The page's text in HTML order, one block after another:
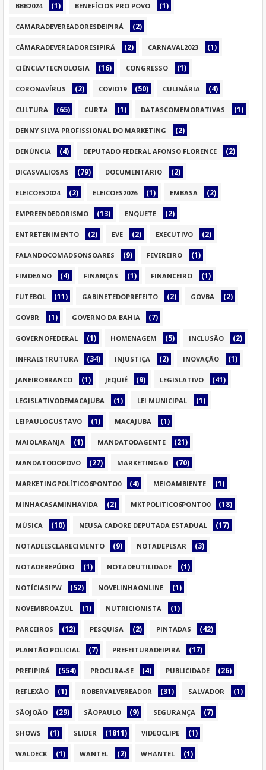
BBB2024 (1) BENEFÍCIOS PRO POVO (1)
CAMARADEVEREADORESDEIPIRÁ (2)
CÂMARADEVEREADORESIPIRÁ (2) CARNAVAL2023 (1)
CIÊNCIA/TECNOLOGIA (16) CONGRESSO (1)
CORONAVÍRUS (2) COVID19 (50) CULINÁRIA (4)
CULTURA (65) CURTA (1) DATASCOMEMORATIVAS (1)
DENNY SILVA PROFISSIONAL DO MARKETING (2)
DENÚNCIA (4) DEPUTADO FEDERAL AFONSO FLORENCE (2)
DICASVALIOSAS (79) DOCUMENTÁRIO (2)
ELEICOES2024 (2) ELEICOES2026 (1) EMBASA (2)
EMPREENDEDORISMO (13) ENQUETE (2)
ENTRETENIMENTO (2) EVE (2) EXECUTIVO (2)
FALANDOCOMADSONSOARES (9) FEVEREIRO (1)
FIMDEANO (4) FINANÇAS (1) FINANCEIRO (1)
FUTEBOL (11) GABINETEDOPREFEITO (2) GOVBA (2)
GOVBR (1) GOVERNO DA BAHIA (7)
GOVERNOFEDERAL (1) HOMENAGEM (5) INCLUSÃO (2)
INFRAESTRUTURA (34) INJUSTIÇA (2) INOVAÇÃO (1)
JANEIROBRANCO (1) JEQUIÉ (9) LEGISLATIVO (41)
LEGISLATIVODEMACAJUBA (1) LEI MUNICIPAL (1)
LEIPAULOGUSTAVO (1) MACAJUBA (1)
MAIOLARANJA (1) MANDATODAGENTE (21)
MANDATODOPOVO (27) MARKETING6.0 (70)
MARKETINGPOLÍTICO6PONTO0 (4) MEIOAMBIENTE (1)
MINHACASAMINHAVIDA (2) MKTPOLITICO6PONTO0 (18)
MÚSICA (10) NEUSA CADORE DEPUTADA ESTADUAL (17)
NOTADEESCLARECIMENTO (9) NOTADEPESAR (3)
NOTADEREPÚDIO (1) NOTADEUTILIDADE (1)
NOTÍCIASIPW (52) NOVELINHAONLINE (1)
NOVEMBROAZUL (1) NUTRICIONISTA (1)
PARCEIROS (12) PESQUISA (2) PINTADAS (42)
PLANTÃO POLICIAL (7) PREFEITURADEIPIRÁ (17)
PREFIPIRÁ (554) PROCURA-SE (4) PUBLICIDADE (26)
REFLEXÃO (1) ROBERVALVEREADOR (31) SALVADOR (1)
SÃOJOÃO (29) SÃOPAULO (9) SEGURANÇA (7)
SHOWS (1) SLIDER (1811) VIDEOCLIPE (1)
WALDECK (1) WANTEL (2) WHANTEL (1)